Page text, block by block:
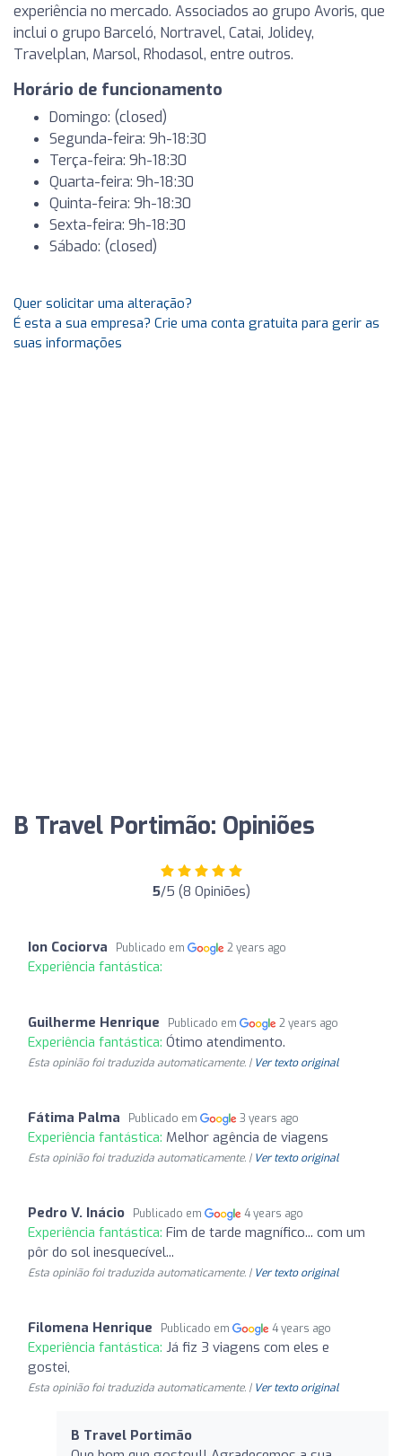
experiência no mercado. Associados ao grupo Avoris, que
inclui o grupo Barceló, Nortravel, Catai, Jolidey,
Travelplan, Marsol, Rhodasol, entre outros.
Horário de funcionamento
Domingo: (closed)
Segunda-feira: 9h-18:30
Terça-feira: 9h-18:30
Quarta-feira: 9h-18:30
Quinta-feira: 9h-18:30
Sexta-feira: 9h-18:30
Sábado: (closed)
Quer solicitar uma alteração?
É esta a sua empresa? Crie uma conta gratuita para gerir as
suas informações
B Travel Portimão: Opiniões
5/5 (8 Opiniões)
Ion Cociorva Publicado em 2 years ago
Experiência fantástica:
Guilherme Henrique Publicado em 2 years ago
Experiência fantástica: Ótimo atendimento.
Esta opinião foi traduzida automaticamente. | Ver texto original
Fátima Palma Publicado em 3 years ago
Experiência fantástica: Melhor agência de viagens
Esta opinião foi traduzida automaticamente. | Ver texto original
Pedro V. Inácio Publicado em 4 years ago
Experiência fantástica: Fim de tarde magnífico... com um
pôr do sol inesquecível...
Esta opinião foi traduzida automaticamente. | Ver texto original
Filomena Henrique Publicado em 4 years ago
Experiência fantástica: Já fiz 3 viagens com eles e
gostei,
Esta opinião foi traduzida automaticamente. | Ver texto original
B Travel Portimão